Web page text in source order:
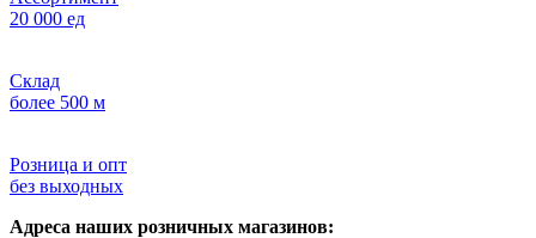
20 000 ед
Склад
более 500 м
Розница и опт
без выходных
Адреса наших розничных магазинов: